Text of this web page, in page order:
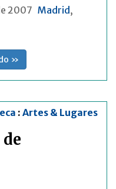
2007 Madrid ,
»
: Artes & Lugares